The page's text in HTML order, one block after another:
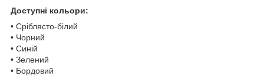
Доступні кольори:
• Сріблясто-білий
• Чорний
• Синій
• Зелений
• Бордовий